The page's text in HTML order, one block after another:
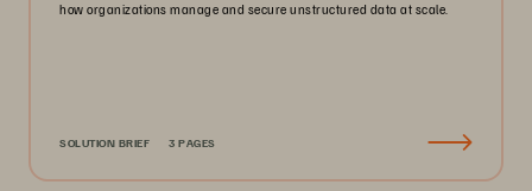
how organizations manage and secure unstructured data at scale.
SOLUTION BRIEF 3 PAGES